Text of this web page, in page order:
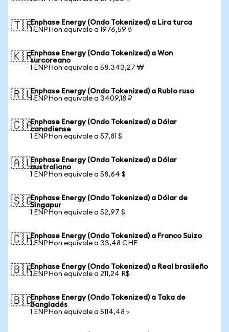
🇹🇷Enphase Energy (Ondo Tokenized) a Lira turca
1 ENPHon equivale a 1976,59 ₺
🇰🇷Enphase Energy (Ondo Tokenized) a Won
surcoreano
1 ENPHon equivale a 58.343,27 ₩
🇷🇺Enphase Energy (Ondo Tokenized) a Rublo ruso
1 ENPHon equivale a 3409,18 ₽
🇨🇦Enphase Energy (Ondo Tokenized) a Dólar
canadiense
1 ENPHon equivale a 57,81 $
🇦🇺Enphase Energy (Ondo Tokenized) a Dólar
australiano
1 ENPHon equivale a 58,64 $
🇸🇬Enphase Energy (Ondo Tokenized) a Dólar de
Singapur
1 ENPHon equivale a 52,97 $
🇨🇭Enphase Energy (Ondo Tokenized) a Franco Suizo
1 ENPHon equivale a 33,48 CHF
🇧🇷Enphase Energy (Ondo Tokenized) a Real brasileño
1 ENPHon equivale a 211,24 R$
🇧🇩Enphase Energy (Ondo Tokenized) a Taka de
Bangladés
1 ENPHon equivale a 5114,48 ৳